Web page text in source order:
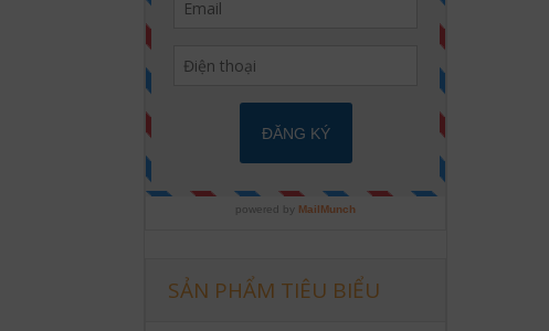
SẢN PHẨM TIÊU BIỂU